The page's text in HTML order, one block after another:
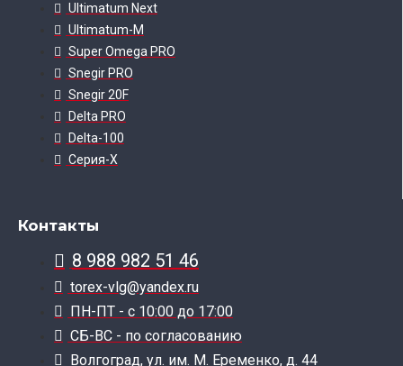
Ultimatum Next
Ultimatum-M
Super Omega PRO
Snegir PRO
Snegir 20F
Delta PRO
Delta-100
Серия-X
Контакты
8 988 982 51 46
torex-vlg@yandex.ru
ПН-ПТ - с 10:00 до 17:00
СБ-ВС - по согласованию
Волгоград, ул. им. М. Еременко, д. 44